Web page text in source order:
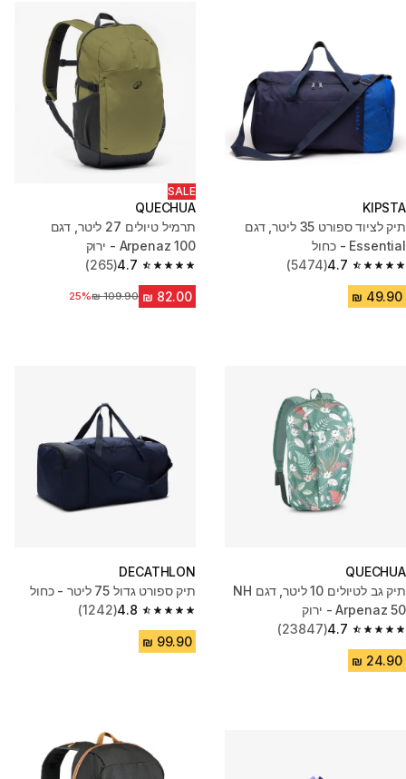
KIPSTA
תיק לציוד ספורט 35 ליטר, דגם
Essential - כחול
4.7
4.7 out of 5 stars from 5474 reviews
(5474)
SALE
QUECHUA
תרמיל טיולים ‏27 ליטר, דגם
Arpenaz 100 - ירוק
4.7
4.7 out of 5 stars from 265 reviews
(265)
מחיר לפני הנחה‏109.90 ₪
25%
QUECHUA
תיק גב לטיולים 10 ליטר, דגם NH
Arpenaz 50 - ירוק
4.7
4.7 out of 5 stars from 23847 reviews
(23847)
DECATHLON
תיק ספורט גדול 75 ליטר - כחול
4.8
4.8 out of 5 stars from 1242 reviews
(1242)